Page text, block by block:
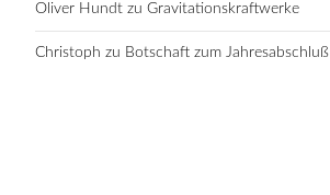
Oliver Hundtzu Gravitationskraftwerke
Christoph zu Botschaft zum Jahresabschluß